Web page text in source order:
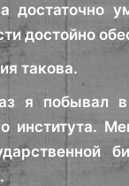
достаточно
достойно
такова.
я побывал в
института.